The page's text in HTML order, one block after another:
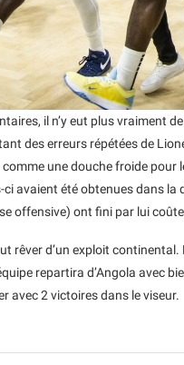
il n’y eut plus vraiment
des erreurs répétées de
une douche froide pour
ci avaient été obtenues dans
offensive) ont fini par lui
rêver d’un exploit continental.
repartira d’Angola avec
avec 2 victoires dans le viseur.